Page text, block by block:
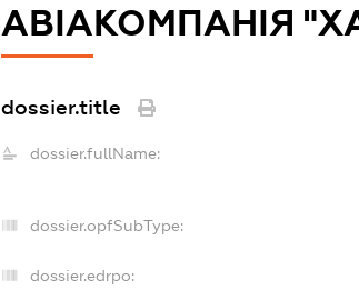
АВІАКОМПАНІЯ
dossier.title
dossier.fullName:
dossier.opfSubType:
dossier.edrpo: